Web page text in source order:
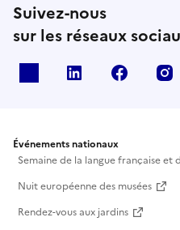
Suivez-nous
sur les réseaux
Linkedin
Événements nationaux
Semaine de la langue française et
Nuit européenne des musées
Rendez-vous aux jardins